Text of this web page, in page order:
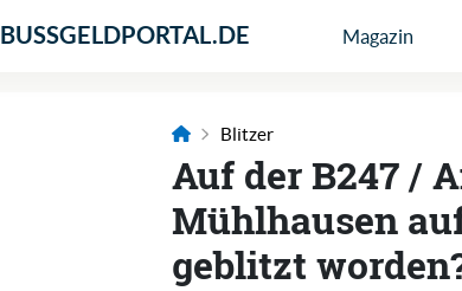
BUSSGELDPORTAL.DE Magazin
Blitzer
Auf der B247 /
Mühlhausen
geblitzt